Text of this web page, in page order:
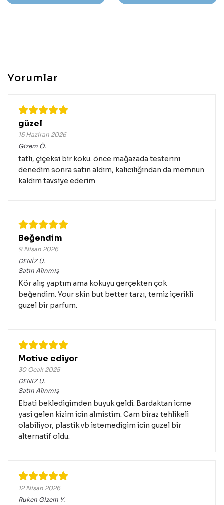
Yorumlar
güzel
15 Haziran 2026
Gizem Ö.
tatlı, çiçeksi bir koku. önce mağazada testerını
denedim sonra satın aldım, kalıcılığından da memnun
kaldım tavsiye ederim
Beğendim
9 Nisan 2026
DENİZ Ü.
Satın Alınmış
Kör alış yaptım ama kokuyu gerçekten çok
beğendim. Your skin but better tarzı, temiz içerikli
guzel bir parfum.
Motive ediyor
30 Ocak 2025
DENIZ U.
Satın Alınmış
Ebati bekledigimden buyuk geldi. Bardaktan icme
yasi gelen kizim icin almistim. Cam biraz tehlikeli
olabiliyor, plastik vb istemedigim icin guzel bir
alternatif oldu.
12 Nisan 2026
Ruken Gizem Y.